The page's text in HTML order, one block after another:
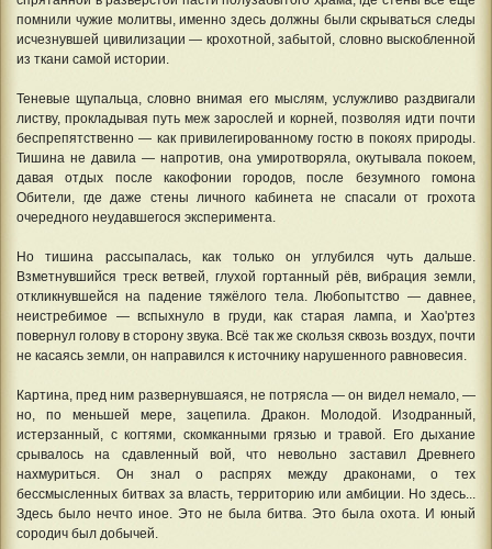
помнили чужие молитвы, именно здесь должны были скрываться следы
исчезнувшей цивилизации — крохотной, забытой, словно выскобленной
из ткани самой истории.
Теневые щупальца, словно внимая его мыслям, услужливо раздвигали
листву, прокладывая путь меж зарослей и корней, позволяя идти почти
беспрепятственно — как привилегированному гостю в покоях природы.
Тишина не давила — напротив, она умиротворяла, окутывала покоем,
давая отдых после какофонии городов, после безумного гомона
Обители, где даже стены личного кабинета не спасали от грохота
очередного неудавшегося эксперимента.
Но тишина рассыпалась, как только он углубился чуть дальше.
Взметнувшийся треск ветвей, глухой гортанный рёв, вибрация земли,
откликнувшейся на падение тяжёлого тела. Любопытство — давнее,
неистребимое — вспыхнуло в груди, как старая лампа, и Хао'ртез
повернул голову в сторону звука. Всё так же скользя сквозь воздух, почти
не касаясь земли, он направился к источнику нарушенного равновесия.
Картина, пред ним развернувшаяся, не потрясла — он видел немало, —
но, по меньшей мере, зацепила. Дракон. Молодой. Изодранный,
истерзанный, с когтями, скомканными грязью и травой. Его дыхание
срывалось на сдавленный вой, что невольно заставил Древнего
нахмуриться. Он знал о распрях между драконами, о тех
бессмысленных битвах за власть, территорию или амбиции. Но здесь...
Здесь было нечто иное. Это не была битва. Это была охота. И юный
сородич был добычей.